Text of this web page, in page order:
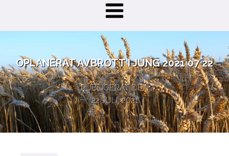
OPLANERAT AVBROTT I JUNG 2021 07 22
PUBLICERAT DEN
22 JULI, 2021